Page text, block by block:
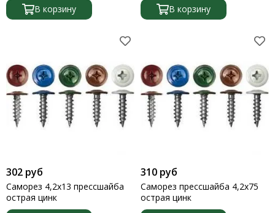
Лифты регулировочные (домкраты)
Мебельные болты
Перфоленты
Петли
Пластины
Потолочные опоры
Подвесы
Саморезы
Скобы
Талрепы
В корзину
В корзину
302 руб
Саморез 4,2х13 прессшайба
острая цинк
310 руб
Саморез прессшайба 4,2х75
острая цинк